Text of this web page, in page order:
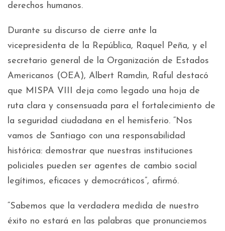
derechos humanos.
Durante su discurso de cierre ante la
vicepresidenta de la República, Raquel Peña, y el
secretario general de la Organización de Estados
Americanos (OEA), Albert Ramdin, Raful destacó
que MISPA VIII deja como legado una hoja de
ruta clara y consensuada para el fortalecimiento de
la seguridad ciudadana en el hemisferio. “Nos
vamos de Santiago con una responsabilidad
histórica: demostrar que nuestras instituciones
policiales pueden ser agentes de cambio social
legítimos, eficaces y democráticos”, afirmó.
“Sabemos que la verdadera medida de nuestro
éxito no estará en las palabras que pronunciemos